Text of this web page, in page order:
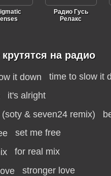
Радио Гусь
Релакс
на радио
time to slow it
it's alright
set me free
for real mix
stronger love